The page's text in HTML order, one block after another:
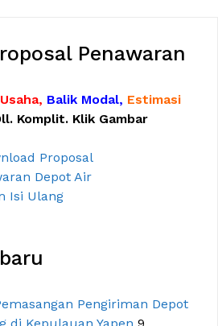
Penawaran
Balik Modal, Estimasi
Komplit. Klik Gambar
Pengiriman Depot